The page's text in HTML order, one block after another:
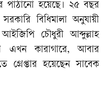
পাঠানো হয়েছে। ২৫ বছর
বিধিমালা অনুযায়ী
চৌধুরী আব্দুল্লাহ
এখন কারাগারে, আবার
গ্রেপ্তার হয়েছেন সাবেক